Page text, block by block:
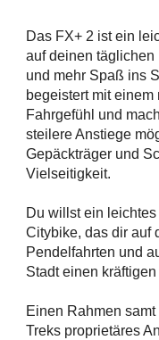
Das FX+ 2 ist ein
auf deinen
und mehr Spaß ins
begeistert mit
Fahrgefühl und
steilere Anstiege
Gepäckträger und
Vielseitigkeit.
Du willst ein
Citybike, das dir auf
Pendelfahrten und
Stadt einen
Einen Rahmen
Treks proprietäres